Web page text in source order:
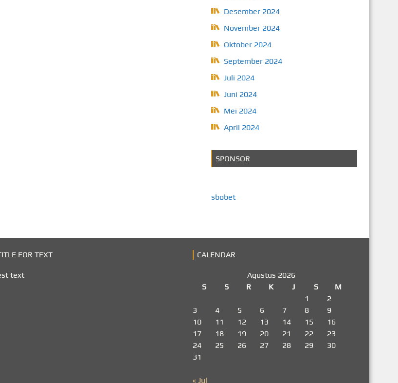
Desember 2024
November 2024
Oktober 2024
September 2024
Juli 2024
Juni 2024
Mei 2024
April 2024
SPONSOR
sbobet
FOR TEXT
text
CALENDAR
Agustus 2026
S
S R K J S
M
1
2
3
4 5 6 7 8
9
10
11 12 13 14 15
16
17
18 19 20 21 22
23
24
25 26 27 28 29
30
31
« Jul